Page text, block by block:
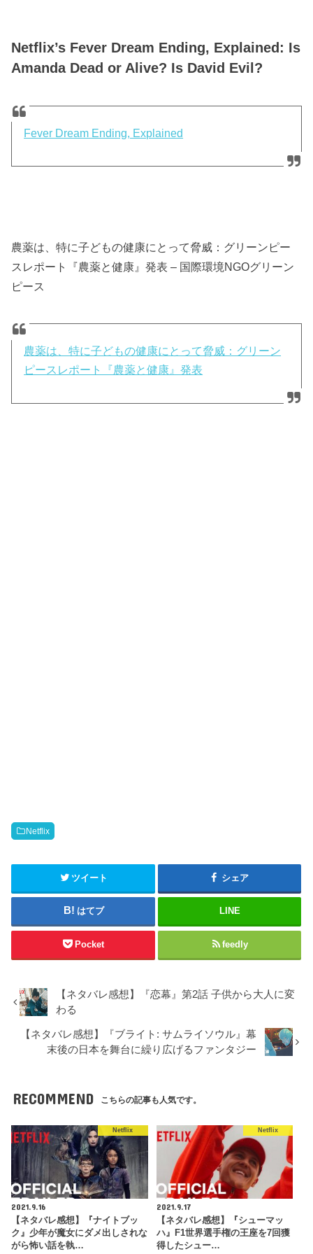
Netflix’s Fever Dream Ending, Explained: Is
Amanda Dead or Alive? Is David Evil?
Fever Dream Ending, Explained
農薬は、特に子どもの健康にとって脅威：グリーンピー
スレポート『農薬と健康』発表 – 国際環境NGOグリーン
ピース
農薬は、特に子どもの健康にとって脅威：グリーン
ピースレポート『農薬と健康』発表
Netflix
ツイート シェア
はてブ LINE
Pocket feedly
【ネタバレ感想】『恋幕』第2話 子供から大人に変
わる
【ネタバレ感想】『ブライト: サムライソウル』幕
末後の日本を舞台に繰り広げるファンタジー
RECOMMEND こちらの記事も人気です。
Netflix
2021.9.16
【ネタバレ感想】『ナイトブッ
ク』少年が魔女にダメ出しされな
がら怖い話を執…
Netflix
2021.9.17
【ネタバレ感想】『シューマッ
ハ』F1世界選手権の王座を7回獲
得したシュー…